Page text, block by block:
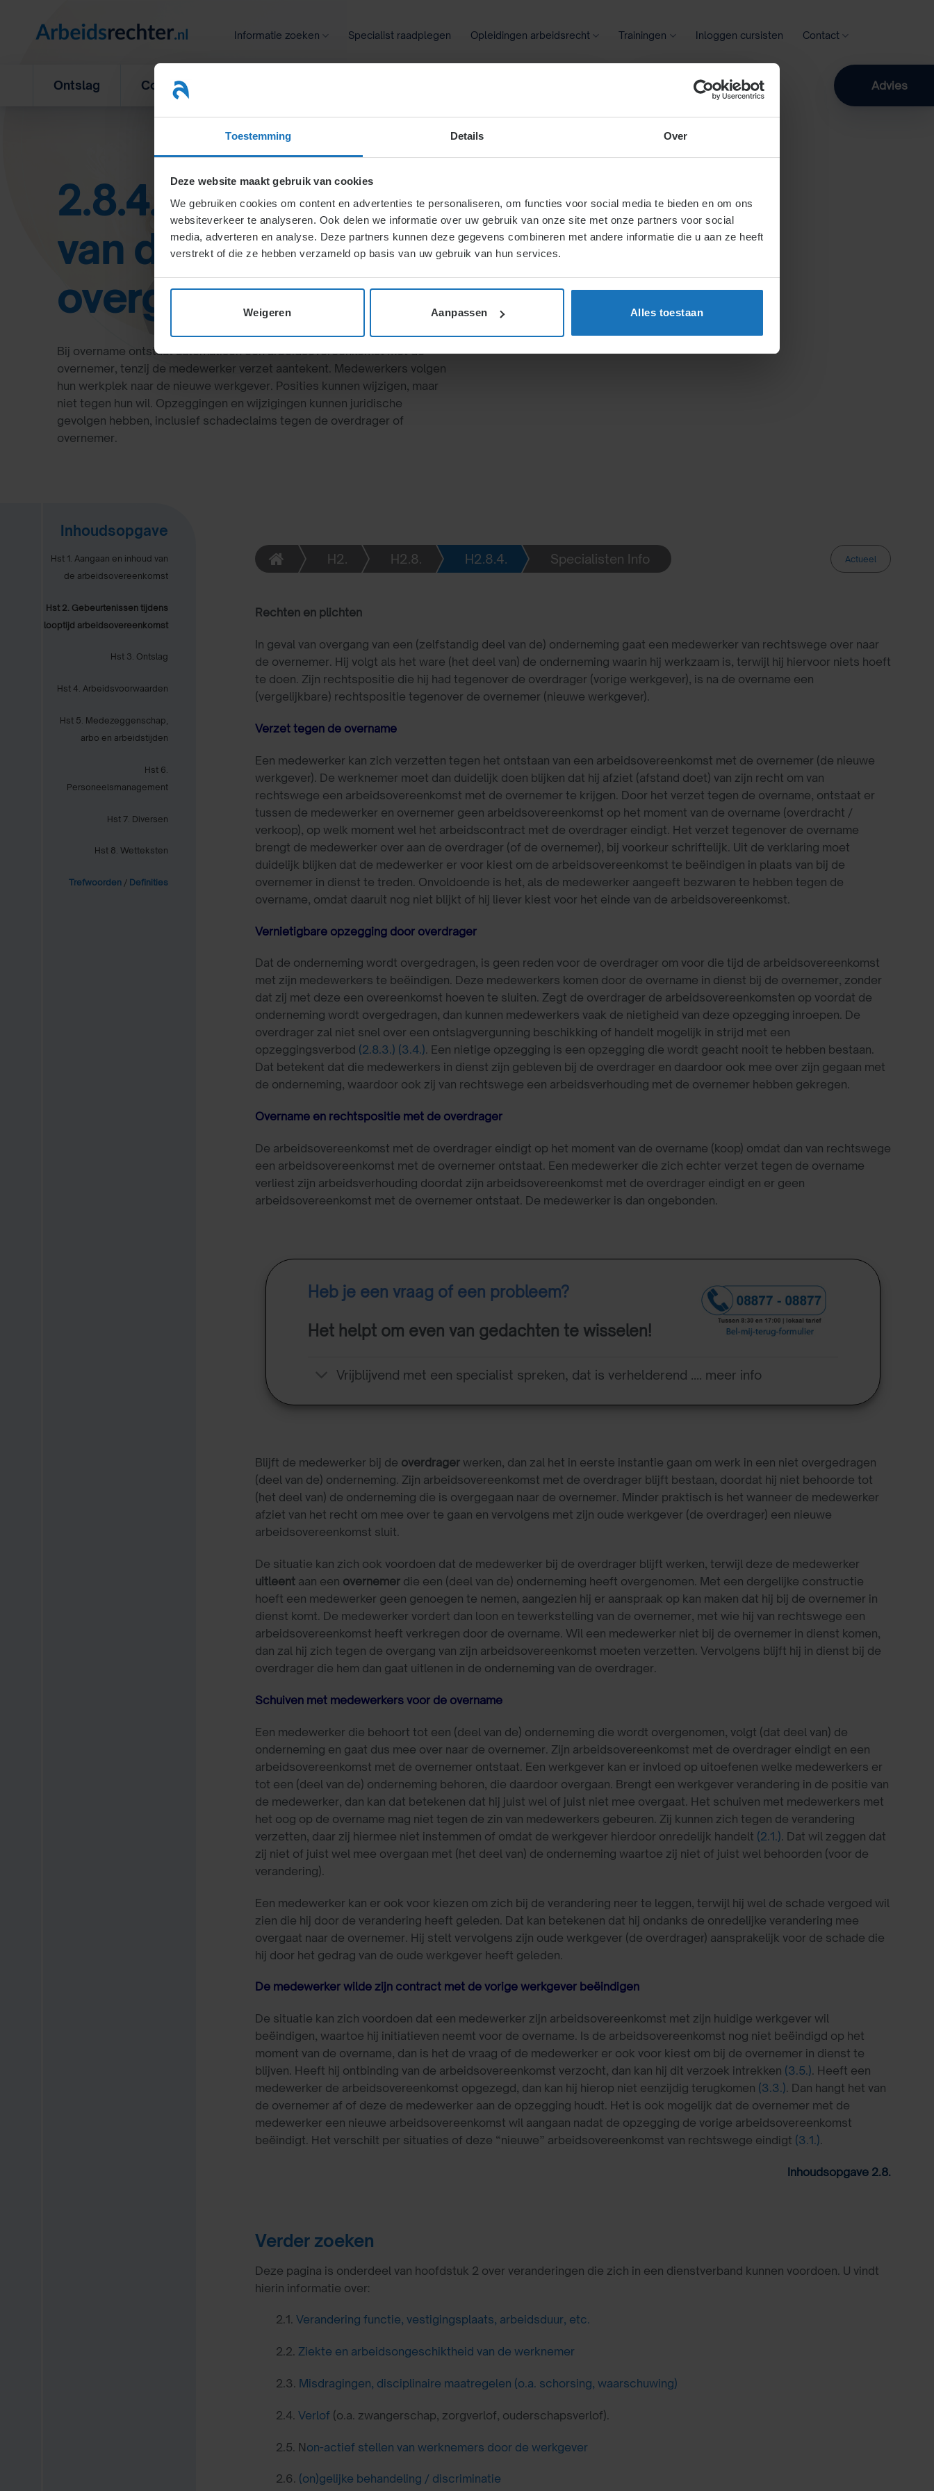
Toestemming Details Over
Deze website maakt gebruik van cookies
We gebruiken cookies om content en advertenties te personaliseren, om functies voor social media te bieden en om ons
websiteverkeer te analyseren. Ook delen we informatie over uw gebruik van onze site met onze partners voor social
media, adverteren en analyse. Deze partners kunnen deze gegevens combineren met andere informatie die u aan ze heeft
verstrekt of die ze hebben verzameld op basis van uw gebruik van hun services.
Weigeren Aanpassen Alles toestaan
Informatie zoeken Specialist raadplegen Opleidingen arbeidsrecht Trainingen Inloggen cursisten Contact
Ontslag Concurrentiebeding Zoeken Advies
2.8.4. Rechten en plichten
van de werknemer bij
overgang onderneming
Bij overname ontstaat automatisch een arbeidsovereenkomst met de
overnemer, tenzij de medewerker verzet aantekent. Medewerkers volgen
hun werkplek naar de nieuwe werkgever. Posities kunnen wijzigen, maar
niet tegen hun wil. Opzeggingen en wijzigingen kunnen juridische
gevolgen hebben, inclusief schadeclaims tegen de overdrager of
overnemer.
Inhoudsopgave
Hst 1. Aangaan en inhoud van
de arbeidsovereenkomst
Hst 2. Gebeurtenissen tijdens
looptijd arbeidsovereenkomst
Hst 3. Ontslag
Hst 4. Arbeidsvoorwaarden
Hst 5. Medezeggenschap,
arbo en arbeidstijden
Hst 6.
Personeelsmanagement
Hst 7. Diversen
Hst 8. Wetteksten
Trefwoorden / Definities
H2. H2.8. H2.8.4. Specialisten Info Actueel
Rechten en plichten
In geval van overgang van een (zelfstandig deel van de) onderneming gaat een medewerker van rechtswege over naar
de overnemer. Hij volgt als het ware (het deel van) de onderneming waarin hij werkzaam is, terwijl hij hiervoor niets hoeft
te doen. Zijn rechtspositie die hij had tegenover de overdrager (vorige werkgever), is na de overname een
(vergelijkbare) rechtspositie tegenover de overnemer (nieuwe werkgever).
Verzet tegen de overname
Een medewerker kan zich verzetten tegen het ontstaan van een arbeidsovereenkomst met de overnemer (de nieuwe
werkgever). De werknemer moet dan duidelijk doen blijken dat hij afziet (afstand doet) van zijn recht om van
rechtswege een arbeidsovereenkomst met de overnemer te krijgen. Door het verzet tegen de overname, ontstaat er
tussen de medewerker en overnemer geen arbeidsovereenkomst op het moment van de overname (overdracht /
verkoop), op welk moment wel het arbeidscontract met de overdrager eindigt. Het verzet tegenover de overname
brengt de medewerker over aan de overdrager (of de overnemer), bij voorkeur schriftelijk. Uit de verklaring moet
duidelijk blijken dat de medewerker er voor kiest om de arbeidsovereenkomst te beëindigen in plaats van bij de
overnemer in dienst te treden. Onvoldoende is het, als de medewerker aangeeft bezwaren te hebben tegen de
overname, omdat daaruit nog niet blijkt of hij liever kiest voor het einde van de arbeidsovereenkomst.
Vernietigbare opzegging door overdrager
Dat de onderneming wordt overgedragen, is geen reden voor de overdrager om voor die tijd de arbeidsovereenkomst
met zijn medewerkers te beëindigen. Deze medewerkers komen door de overname in dienst bij de overnemer, zonder
dat zij met deze een overeenkomst hoeven te sluiten. Zegt de overdrager de arbeidsovereenkomsten op voordat de
onderneming wordt overgedragen, dan kunnen medewerkers vaak de nietigheid van deze opzegging inroepen. De
overdrager zal niet snel over een ontslagvergunning beschikking of handelt mogelijk in strijd met een
opzeggingsverbod (2.8.3.) (3.4.). Een nietige opzegging is een opzegging die wordt geacht nooit te hebben bestaan.
Dat betekent dat die medewerkers in dienst zijn gebleven bij de overdrager en daardoor ook mee over zijn gegaan met
de onderneming, waardoor ook zij van rechtswege een arbeidsverhouding met de overnemer hebben gekregen.
Overname en rechtspositie met de overdrager
De arbeidsovereenkomst met de overdrager eindigt op het moment van de overname (koop) omdat dan van rechtswege
een arbeidsovereenkomst met de overnemer ontstaat. Een medewerker die zich echter verzet tegen de overname
verliest zijn arbeidsverhouding doordat zijn arbeidsovereenkomst met de overdrager eindigt en er geen
arbeidsovereenkomst met de overnemer ontstaat. De medewerker is dan ongebonden.
Heb je een vraag of een probleem?
Het helpt om even van gedachten te wisselen!
Vrijblijvend met een specialist spreken, dat is verhelderend .... meer info
Blijft de medewerker bij de overdrager werken, dan zal het in eerste instantie gaan om werk in een niet overgedragen
(deel van de) onderneming. Zijn arbeidsovereenkomst met de overdrager blijft bestaan, doordat hij niet behoorde tot
(het deel van) de onderneming die is overgegaan naar de overnemer. Minder praktisch is het wanneer de medewerker
afziet van het recht om mee over te gaan en vervolgens met zijn oude werkgever (de overdrager) een nieuwe
arbeidsovereenkomst sluit.
De situatie kan zich ook voordoen dat de medewerker bij de overdrager blijft werken, terwijl deze de medewerker
uitleent aan een overnemer die een (deel van de) onderneming heeft overgenomen. Met een dergelijke constructie
hoeft een medewerker geen genoegen te nemen, aangezien hij er aanspraak op kan maken dat hij bij de overnemer in
dienst komt. De medewerker vordert dan loon en tewerkstelling van de overnemer, met wie hij van rechtswege een
arbeidsovereenkomst heeft verkregen door de overname. Wil een medewerker niet bij de overnemer in dienst komen,
dan zal hij zich tegen de overgang van zijn arbeidsovereenkomst moeten verzetten. Vervolgens blijft hij in dienst bij de
overdrager die hem dan gaat uitlenen in de onderneming van de overdrager.
Schuiven met medewerkers voor de overname
Een medewerker die behoort tot een (deel van de) onderneming die wordt overgenomen, volgt (dat deel van) de
onderneming en gaat dus mee over naar de overnemer. Zijn arbeidsovereenkomst met de overdrager eindigt en een
arbeidsovereenkomst met de overnemer ontstaat. Een werkgever kan er invloed op uitoefenen welke medewerkers er
tot een (deel van de) onderneming behoren, die daardoor overgaan. Brengt een werkgever verandering in de positie van
de medewerker, dan kan dat betekenen dat hij juist wel of juist niet mee overgaat. Het schuiven met medewerkers met
het oog op de overname mag niet tegen de zin van medewerkers gebeuren. Zij kunnen zich tegen de verandering
verzetten, daar zij hiermee niet instemmen of omdat de werkgever hierdoor onredelijk handelt (2.1.). Dat wil zeggen dat
zij niet of juist wel mee overgaan met (het deel van) de onderneming waartoe zij niet of juist wel behoorden (voor de
verandering).
Een medewerker kan er ook voor kiezen om zich bij de verandering neer te leggen, terwijl hij wel de schade vergoed wil
zien die hij door de verandering heeft geleden. Dat kan betekenen dat hij ondanks de onredelijke verandering mee
overgaat naar de overnemer. Hij stelt vervolgens zijn oude werkgever (de overdrager) aansprakelijk voor de schade die
hij door het gedrag van de oude werkgever heeft geleden.
De medewerker wilde zijn contract met de vorige werkgever beëindigen
De situatie kan zich voordoen dat een medewerker zijn arbeidsovereenkomst met zijn huidige werkgever wil
beëindigen, waartoe hij initiatieven neemt voor de overname. Is de arbeidsovereenkomst nog niet beëindigd op het
moment van de overname, dan is het de vraag of de medewerker er ook voor kiest om bij de overnemer in dienst te
blijven. Heeft hij ontbinding van de arbeidsovereenkomst verzocht, dan kan hij dit verzoek intrekken (3.5.). Heeft een
medewerker de arbeidsovereenkomst opgezegd, dan kan hij hierop niet eenzijdig terugkomen (3.3.). Dan hangt het van
de overnemer af of deze de medewerker aan de opzegging houdt. Het is ook mogelijk dat de overnemer met de
medewerker een nieuwe arbeidsovereenkomst wil aangaan nadat de opzegging de vorige arbeidsovereenkomst
beëindigt. Het verschilt per situaties of deze “nieuwe” arbeidsovereenkomst van rechtswege eindigt (3.1.).
Inhoudsopgave 2.8.
Verder zoeken
Deze pagina is onderdeel van hoofdstuk 2 over veranderingen die zich in een dienstverband kunnen voordoen. U vindt
hierin informatie over:
2.1. Verandering functie, vestigingsplaats, arbeidsduur, etc.
2.2. Ziekte en arbeidsongeschiktheid van de werknemer
2.3. Misdragingen, disciplinaire maatregelen (o.a. schorsing, waarschuwing)
2.4. Verlof (o.a. zwangerschap, zorgverlof, ouderschapsverlof).
2.5. Non-actief stellen van werknemers door de werkgever
2.6. (on)gelijke behandeling / discriminatie